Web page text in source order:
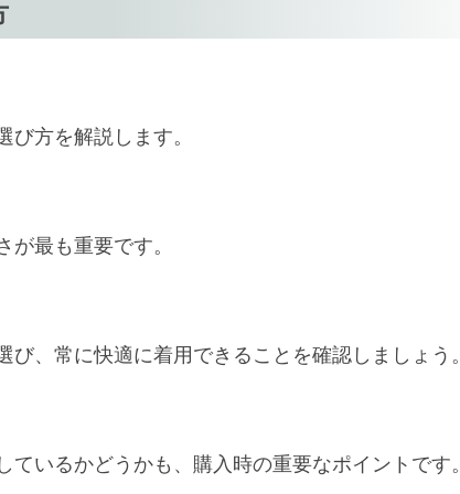
方を解説します。
最も重要です。
、常に快適に着用できることを確認しましょう。
いるかどうかも、購入時の重要なポイントです。